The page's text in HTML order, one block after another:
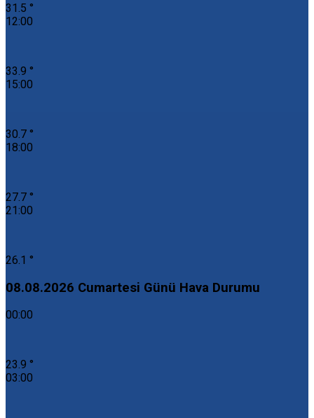
31.5 °
12:00
33.9 °
15:00
30.7 °
18:00
27.7 °
21:00
26.1 °
08.08.2026 Cumartesi Günü Hava Durumu
00:00
23.9 °
03:00